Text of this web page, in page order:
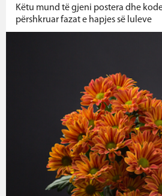
Këtu mund të gjeni postera dhe
përshkruar fazat e hapjes së luleve